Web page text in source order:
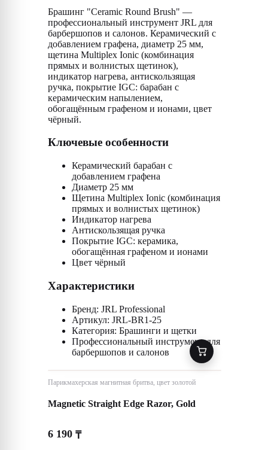
Брашинг "Ceramic Round Brush" —
профессиональный инструмент JRL для
барбершопов и салонов. Керамический с
добавлением графена, диаметр 25 мм,
щетина Multiplex Ionic (комбинация
прямых и волнистых щетинок),
индикатор нагрева, антискользящая
ручка, покрытие IGC: барабан с
керамическим напылением,
обогащённым графеном и ионами, цвет
чёрный.
Ключевые особенности
Керамический барабан с
добавлением графена
Диаметр 25 мм
Щетина Multiplex Ionic (комбинация
прямых и волнистых щетинок)
Индикатор нагрева
Антискользящая ручка
Покрытие IGC: керамика,
обогащённая графеном и ионами
Цвет чёрный
Характеристики
Бренд: JRL Professional
Артикул: JRL-BR1-25
Категория: Брашинги и щетки
Профессиональный инструмент для
барбершопов и салонов
Парикмахерская магнитная бритва, цвет золотой
Magnetic Straight Edge Razor, Gold
6 190 ₸